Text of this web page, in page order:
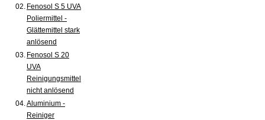
02. Fenosol S 5 UVA
Poliermittel -
Glättemittel stark
anlösend
03. Fenosol S 20
UVA
Reinigungsmittel
nicht anlösend
04.Aluminium -
Reiniger